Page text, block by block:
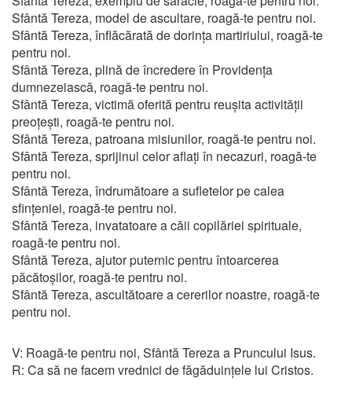
Sfântă Tereza, model de ascultare, roagă-te pentru noi.
Sfântă Tereza, înflăcărată de dorința martiriului, roagă-te
pentru noi.
Sfântă Tereza, plină de încredere în Providența
dumnezeiască, roagă-te pentru noi.
Sfântă Tereza, victimă oferită pentru reușita activității
preoțești, roagă-te pentru noi.
Sfântă Tereza, patroana misiunilor, roagă-te pentru noi.
Sfântă Tereza, sprijinul celor aflați în necazuri, roagă-te
pentru noi.
Sfântă Tereza, îndrumătoare a sufletelor pe calea
sfințeniei, roagă-te pentru noi.
Sfântă Tereza, invatatoare a căii copilăriei spirituale,
roagă-te pentru noi.
Sfântă Tereza, ajutor puternic pentru întoarcerea
păcătoșilor, roagă-te pentru noi.
Sfântă Tereza, ascultătoare a cererilor noastre, roagă-te
pentru noi.
V: Roagă-te pentru noi, Sfântă Tereza a Pruncului Isus.
R: Ca să ne facem vrednici de făgăduințele lui Cristos.